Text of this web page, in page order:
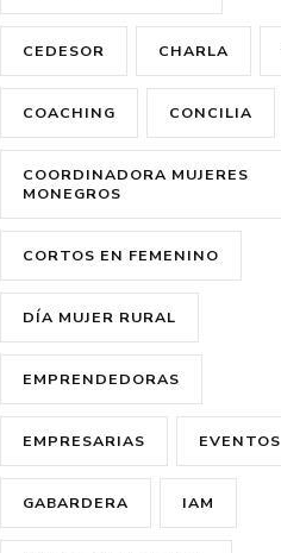
CEDESOR CHARLA
COACHING CONCILIA
COORDINADORA MUJERES
MONEGROS
CORTOS EN FEMENINO
DÍA MUJER RURAL
EMPRENDEDORAS
EMPRESARIAS EVENTOS
GABARDERA IAM